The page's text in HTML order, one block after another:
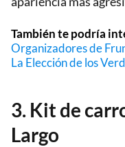
También te podría
Organizadores de
La Elección de los
3. Kit de
Largo